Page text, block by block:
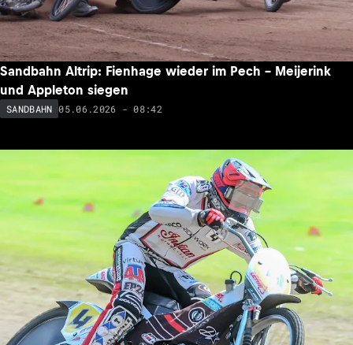
Sandbahn Altrip: Fienhage wieder im Pech – Meijerink
und Appleton siegen
SANDBAHN 05.06.2026 - 08:42